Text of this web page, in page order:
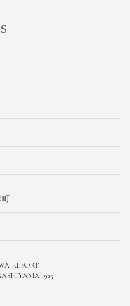
町
RESORT
1925